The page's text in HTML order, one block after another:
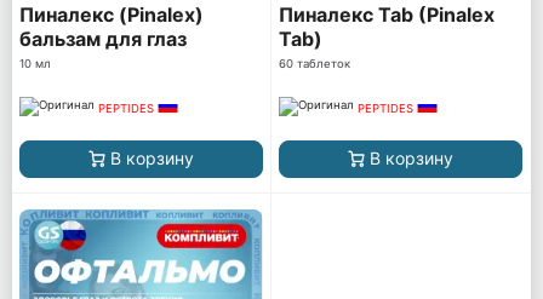
Пиналекс (Pinalex)
бальзам для глаз
10 мл
PEPTIDES
В корзину
Пиналекс Tab (Pinalex
Tab)
60 таблеток
PEPTIDES
В корзину